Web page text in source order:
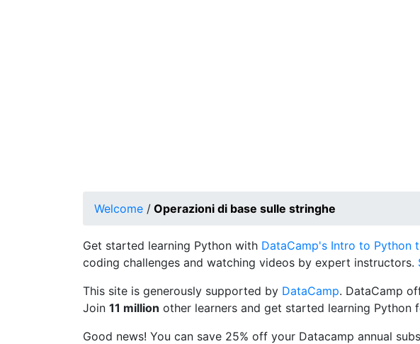
Welcome / Operazioni di base sulle stringhe
Get started learning Python with DataCamp's Intro to Python
coding challenges and watching videos by expert instructors.
This site is generously supported by DataCamp. DataCamp
Join 11 million other learners and get started learning Python
Good news! You can save 25% off your Datacamp annual